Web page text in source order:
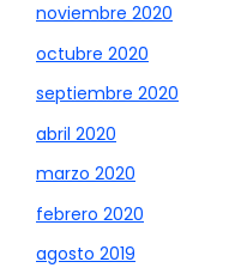
noviembre 2020
octubre 2020
septiembre 2020
abril 2020
marzo 2020
febrero 2020
agosto 2019